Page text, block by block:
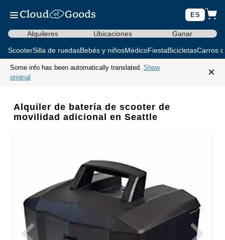
ES
Alquileres Ubicaciones Ganar
ScooterSilla de ruedasBebés y niñosMédicoFiestaBicicletasCarros
Some info has been automatically translated. Show
original
×
Alquiler de batería de scooter de
movilidad adicional en Seattle